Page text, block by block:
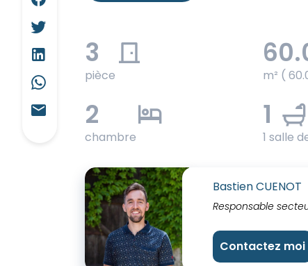
3
pièce m² (
2
chambre
1
1 salle
Bastien CUENOT
Responsable
Contactez moi